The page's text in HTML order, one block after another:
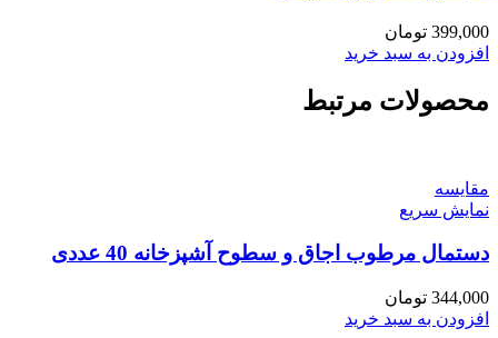
399,000 تومان
افزودن به سبد خرید
محصولات مرتبط
مقايسه
نمایش سریع
دستمال مرطوب اجاق و سطوح آشپزخانه 40 عددی
344,000 تومان
افزودن به سبد خرید